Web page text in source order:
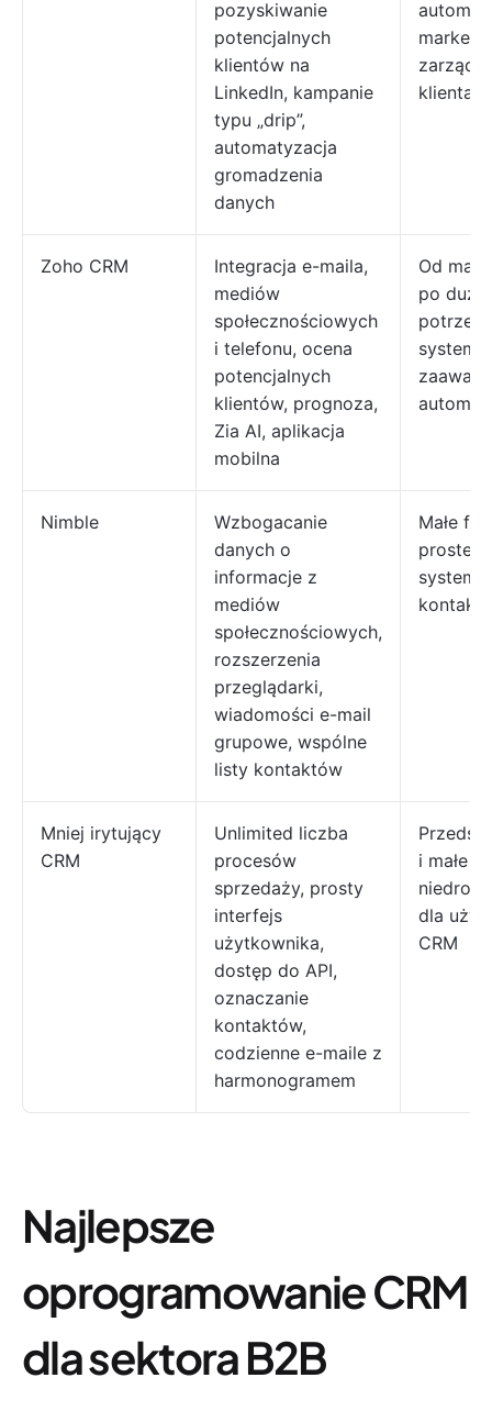
pozyskiwanie
potencjalnych
klientów na
LinkedIn, kampanie
typu „drip”,
automatyzacja
gromadzenia
danych
klientami
Zoho CRM
Integracja e-maila,
mediów
społecznościowych
i telefonu, ocena
potencjalnych
klientów, prognoza,
Zia AI, aplikacja
mobilna
Od
po
Nimble
Wzbogacanie
danych o
informacje z
mediów
społecznościowych,
rozszerzenia
przeglądarki,
wiadomości e-mail
grupowe, wspólne
listy kontaktów
Małe
Mniej irytujący
CRM
Unlimited liczba
procesów
sprzedaży, prosty
interfejs
użytkownika,
dostęp do API,
oznaczanie
kontaktów,
codzienne e-maile z
harmonogramem
i małe
dla
CRM
Najlepsze
oprogramowanie CRM
dla sektora B2B